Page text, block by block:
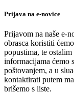
Prijava na e-novice
Prijavom na naše e-
obrasca koristiti
popustima, te
informacijama ćemo
poštovanjem, a u
kontaktirati putem
brišemo s liste.